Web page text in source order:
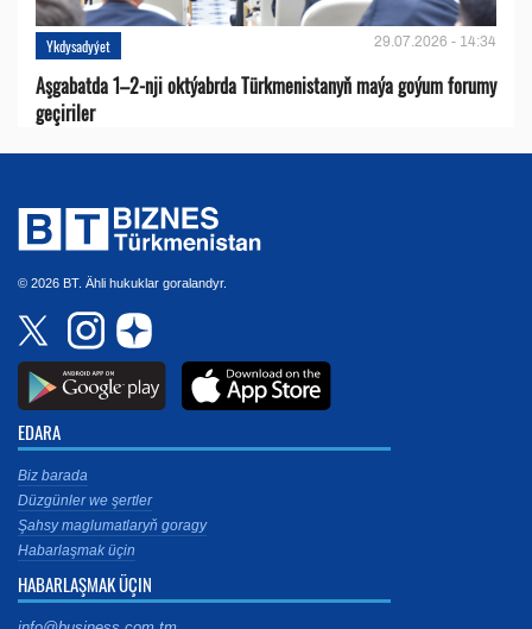
Ykdysadyýet 29.07.2026 - 14:34
Aşgabatda 1–2-nji oktýabrda Türkmenistanyň maýa goýum forumy
geçiriler
© 2026 BT. Ähli hukuklar goralandyr.
EDARA
Biz barada
Düzgünler we şertler
Şahsy maglumatlaryň goragy
Habarlaşmak üçin
HABARLAŞMAK ÜÇIN